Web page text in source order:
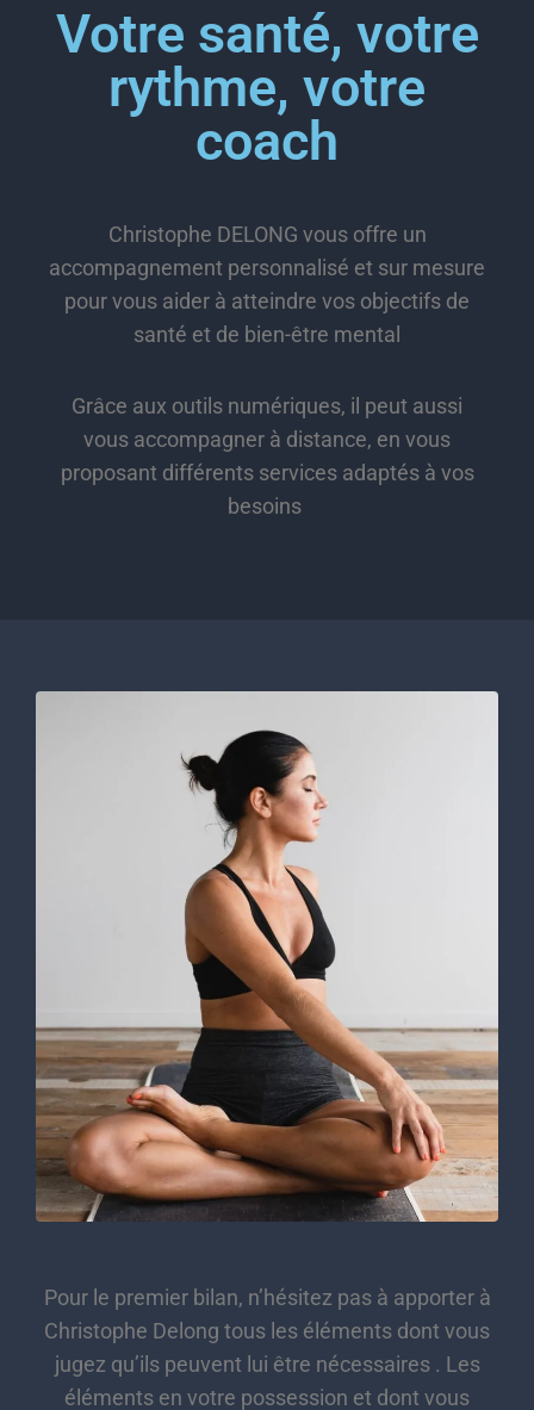
Votre santé, votre
rythme, votre
coach
Christophe DELONG vous offre un
accompagnement personnalisé et sur mesure
pour vous aider à atteindre vos objectifs de
santé et de bien-être mental
Grâce aux outils numériques, il peut aussi
vous accompagner à distance, en vous
proposant différents services adaptés à vos
besoins
Pour le premier bilan, n’hésitez pas à apporter à
Christophe Delong tous les éléments dont vous
jugez qu’ils peuvent lui être nécessaires . Les
éléments en votre possession et dont vous